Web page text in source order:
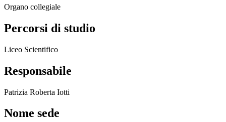
Organo collegiale
Percorsi di studio
Liceo Scientifico
Responsabile
Patrizia Roberta Iotti
Nome sede